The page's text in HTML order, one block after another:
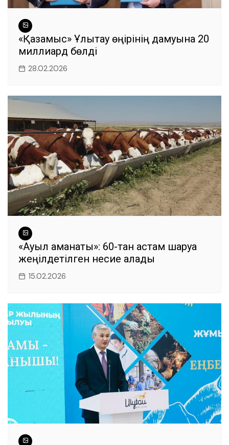
«Қазақмыс» Ұлытау өңірінің дамуына 20
миллиард бөлді
28.02.2026
«Ауыл аманаты»: 60-тан астам шаруа
жеңілдетілген несие алады
15.02.2026